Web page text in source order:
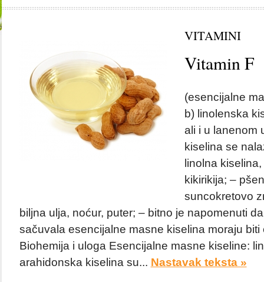
VITAMINI
Vitamin F
(esencijalne
b) linolenska
ali i u lanenom
kiselina se
linolna
kikirikija; –
suncokretovo
biljna ulja, noćur, puter; – bitno je napomenuti
sačuvala esencijalne masne kiselina moraju
Biohemija i uloga Esencijalne masne kiseline:
arahidonska kiselina su... Nastavak teksta »